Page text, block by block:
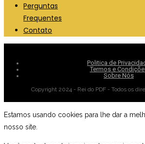
Perguntas
Frequentes
Contato
Politica de
Termos e
Sobre Nós
Copyright 2024 - Rei do PDF - Todos os
Estamos usando cookies para lhe dar a
nosso site.